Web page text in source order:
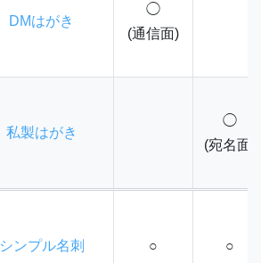
DMはがき
◯
(通信面)
私製はがき
◯
(宛名面)
シンプル名刺 ○ ○